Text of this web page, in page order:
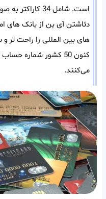
است. شامل 34
دئاشتن آی بن از بانک های
کنون 50 کشور شماره
می‌کنند.